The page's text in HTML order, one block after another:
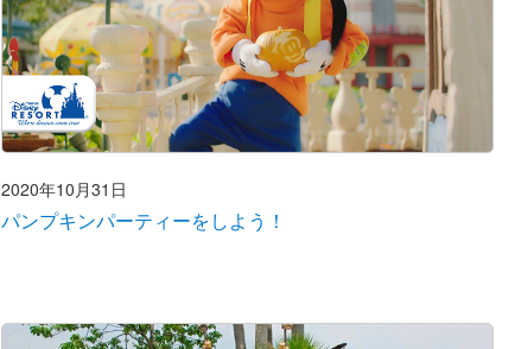
2020年10月31日
パンプキンパーティーをしよう！